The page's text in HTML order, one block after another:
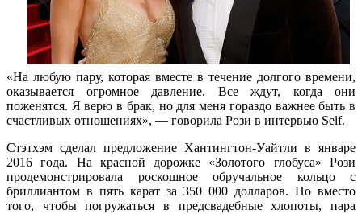
«На любую пару, которая вместе в течение долгого времени,
оказывается огромное давление. Все ждут, когда они
поженятся. Я верю в брак, но для меня гораздо важнее быть в
счастливых отношениях», — говорила Рози в интервью Self.
Стэтхэм сделал предложение Хантингтон-Уайтли в январе
2016 года. На красной дорожке «Золотого глобуса» Рози
продемонстрировала роскошное обручальное кольцо с
бриллиантом в пять карат за 350 000 долларов. Но вместо
того, чтобы погружаться в предсвадебные хлопоты, пара